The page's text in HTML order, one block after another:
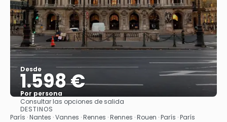
Desde
1.598 €
Por persona
Ver
Consultar las opciones de salida
DESTINOS
París · Nantes · Vannes · Rennes · Rennes · Rouen · París · París